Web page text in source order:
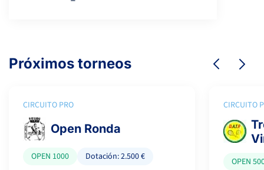
Próximos torneos
CIRCUITO PRO
Open Ronda
OPEN 1000
Dotación: 2.500 €
CIRCUITO
OPEN